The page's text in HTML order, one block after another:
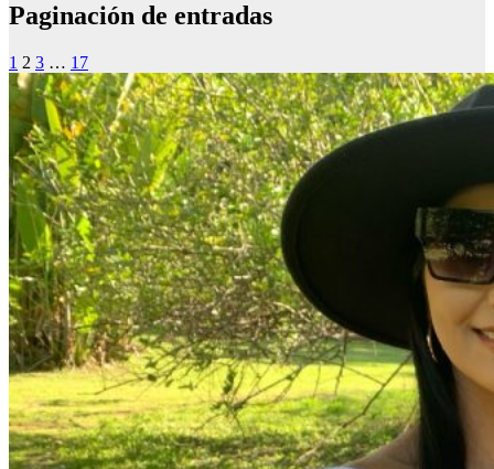
Paginación de entradas
1 2 3 … 17